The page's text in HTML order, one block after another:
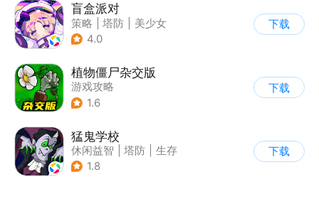
盲盒派对
策略 塔防
美少女
| 卡通
4.0
下载
植物僵尸杂交版
游戏攻略
1.6
下载
猛鬼学校
休闲益智 塔防
生存
| 暗黑
1.8
下载